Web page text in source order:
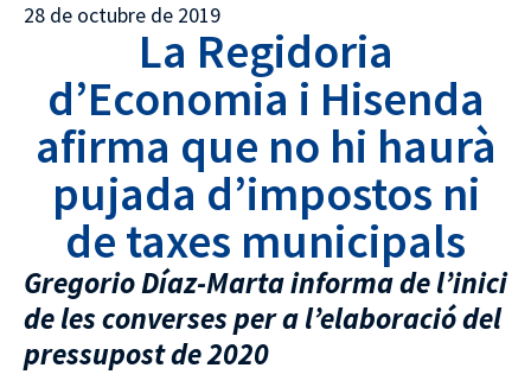
28 de octubre de 2019
La Regidoria
d’Economia i Hisenda
afirma que no hi haurà
pujada d’impostos ni
de taxes municipals
Gregorio Díaz-Marta informa de l’inici
de les converses per a l’elaboració del
pressupost de 2020